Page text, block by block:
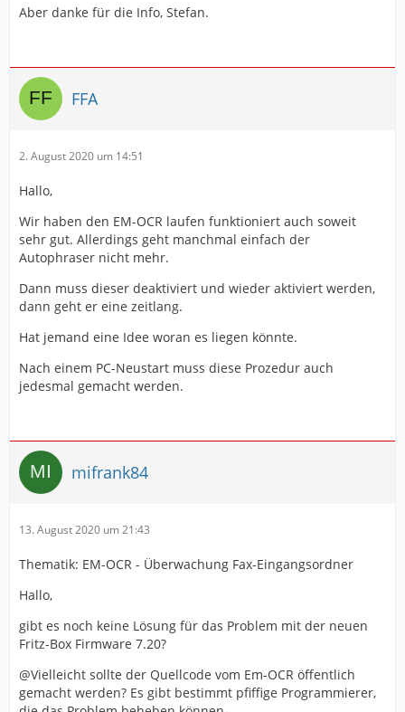
Aber danke für die Info, Stefan.
FFA
2. August 2020 um 14:51
Hallo,
Wir haben den EM-OCR laufen funktioniert auch soweit
sehr gut. Allerdings geht manchmal einfach der
Autophraser nicht mehr.
Dann muss dieser deaktiviert und wieder aktiviert werden,
dann geht er eine zeitlang.
Hat jemand eine Idee woran es liegen könnte.
Nach einem PC-Neustart muss diese Prozedur auch
jedesmal gemacht werden.
mifrank84
13. August 2020 um 21:43
Thematik: EM-OCR - Überwachung Fax-Eingangsordner
Hallo,
gibt es noch keine Lösung für das Problem mit der neuen
Fritz-Box Firmware 7.20?
@Vielleicht sollte der Quellcode vom Em-OCR öffentlich
gemacht werden? Es gibt bestimmt pfiffige Programmierer,